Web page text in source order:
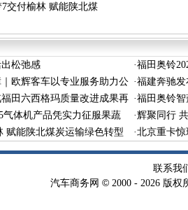
交付榆林 赋能陕北煤
松弛感 ·福田奥铃
义驱动长效
欧辉客车以专业服务助力公 ·福建奔驰发
田六西格玛质量改进成果再 ·福田奥铃
体机产品凭实力征服果蔬
·辉聚同行
启航
赋能陕北煤炭运输绿色转型 ·北京重卡
联系我
汽车商务网 © 2000 - 2026 版权